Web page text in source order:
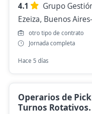
4.1
Grupo
Ezeiza, Buenos
otro tipo de contrato
Jornada completa
Hace 5 días
Operarios de
Turnos